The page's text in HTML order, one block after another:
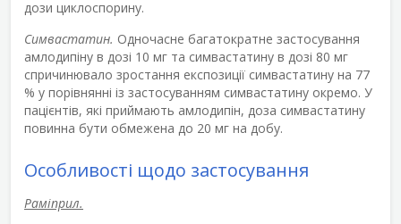
дози циклоспорину.
Симвастатин. Одночасне багатократне застосування
амлодипіну в дозі 10 мг та симвастатину в дозі 80 мг
спричинювало зростання експозиції симвастатину на 77
% у порівнянні із застосуванням симвастатину окремо. У
пацієнтів, які приймають амлодипін, доза симвастатину
повинна бути обмежена до 20 мг на добу.
Особливості щодо застосування
Раміприл.